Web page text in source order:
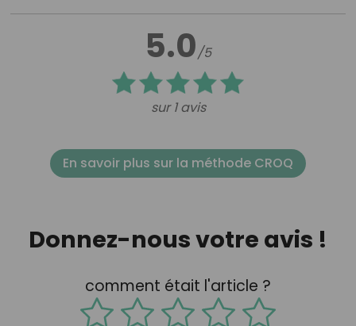
5.0/5
sur 1 avis
En savoir plus sur la méthode CROQ
Donnez-nous votre avis !
comment était l'article ?